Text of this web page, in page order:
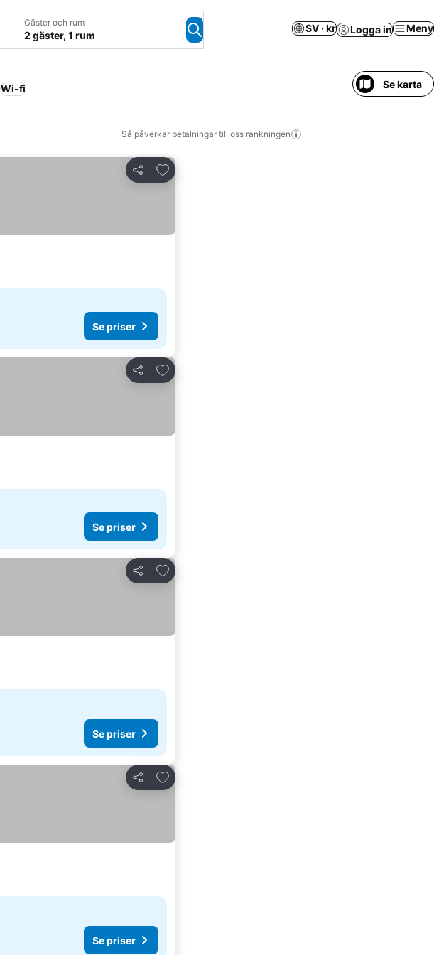
Gäster och rum
2 gäster, 1 rum
SV · kr Logga in Meny
Wi-fi Se karta
Så påverkar betalningar till oss rankningen
Dela
Lägg till i Mina Favoriter
Se priser
Dela
Lägg till i Mina Favoriter
Se priser
Dela
Lägg till i Mina Favoriter
Se priser
Dela
Lägg till i Mina Favoriter
Se priser